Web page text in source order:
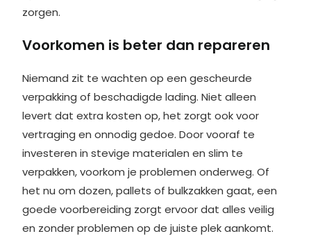
zorgen.
Voorkomen is beter dan repareren
Niemand zit te wachten op een gescheurde
verpakking of beschadigde lading. Niet alleen
levert dat extra kosten op, het zorgt ook voor
vertraging en onnodig gedoe. Door vooraf te
investeren in stevige materialen en slim te
verpakken, voorkom je problemen onderweg. Of
het nu om dozen, pallets of bulkzakken gaat, een
goede voorbereiding zorgt ervoor dat alles veilig
en zonder problemen op de juiste plek aankomt.